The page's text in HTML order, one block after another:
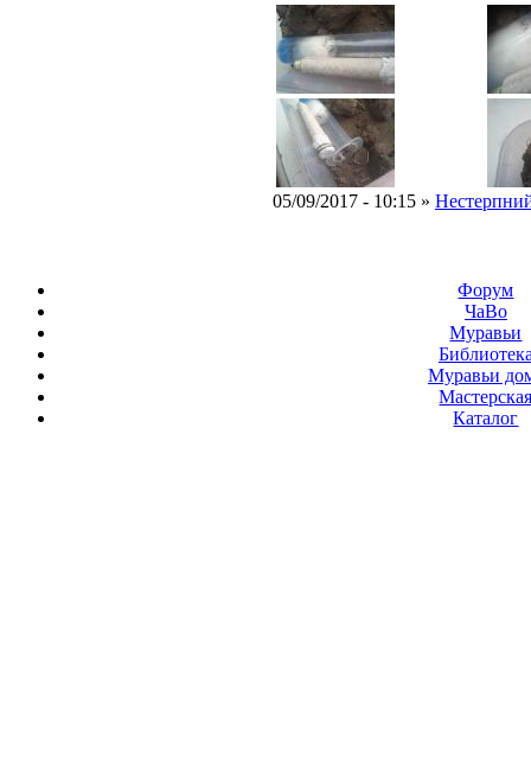
05/09/2017 - 10:15 »
Форум
ЧаВо
Муравьи
Муравьи
Каталог